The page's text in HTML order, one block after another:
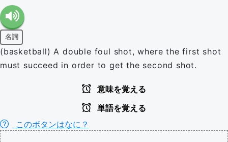
名詞
(basketball) A double foul shot, where the first shot
must succeed in order to get the second shot.
意味を覚える
単語を覚える
このボタンはなに？